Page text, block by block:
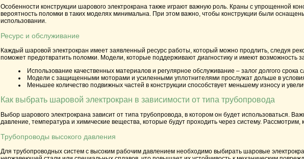
Особенности конструкции шарового электрокрана также играют важную роль. Краны с упрощенной
вероятность поломки в таких моделях минимальна. При этом важно, чтобы конструкции были
использовании.
Ресурс и обслуживание
Каждый шаровой электрокран имеет заявленный ресурс работы, который можно продлить, следуя
поможет предотвратить поломки. Модели, которые поддерживают диагностику и имеют возможность
Использование качественных материалов и регулярное обслуживание – залог долгого срока
Модели с защищенными моторами и усиленными уплотнителями прослужат дольше в
Меньшее количество подвижных частей в конструкции способствует меньшему износу и
Как выбрать шаровой электрокран в зависимости от типа трубопровода
Выбор шарового электрокрана зависит от типа трубопровода, в котором он будет использоваться.
давление, температура и химические вещества, которые будут проходить через систему. Рассмотрим,
Трубопроводы высокого давления
Для трубопроводных систем с высоким рабочим давлением необходимо выбирать шаровые